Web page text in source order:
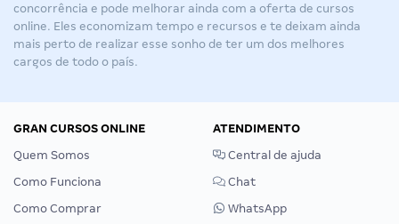
concorrência e pode melhorar ainda com a oferta de cursos
online. Eles economizam tempo e recursos e te deixam ainda
mais perto de realizar esse sonho de ter um dos melhores
cargos de todo o país.
GRAN CURSOS ONLINE
Quem Somos
Como Funciona
Como Comprar
ATENDIMENTO
Central de ajuda
Chat
WhatsApp